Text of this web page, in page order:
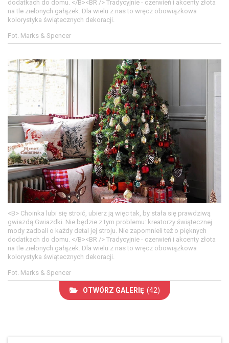
dodatkach do domu. </B><BR /> Tradycyjnie - czerwień i akcenty złota
na tle zielonych gałązek. Dla wielu z nas to wręcz obowiązkowa
kolorystyka świątecznych dekoracji.
Fot. Marks & Spencer
<B> Choinka lubi się stroić, ubierz ją więc tak, by stała się prawdziwą
gwiazdą Gwiazdki. Nie będzie z tym problemu: kreatorzy świątecznej
mody zadbali o każdy detal jej stroju. Nie zapomnieli też o pięknych
dodatkach do domu. </B><BR /> Tradycyjnie - czerwień i akcenty złota
na tle zielonych gałązek. Dla wielu z nas to wręcz obowiązkowa
kolorystyka świątecznych dekoracji.
Fot. Marks & Spencer
OTWÓRZ GALERIĘ (42)